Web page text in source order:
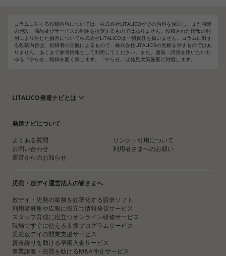
コラムに対する投稿内容については、株式会社LITALICOがその内容を保証し、また特定
の施設、商品及びサービスの利用を推奨するものではありません。投稿された情報の利
用により生じた損害について株式会社LITALICOは一切責任を負いません。コラムに対す
る投稿内容は、投稿者の主観によるもので、株式会社LITALICOの見解を示すものではあ
りません。あくまで参考情報として利用してください。また、虚偽・誇張を用いたいわ
ゆる「やらせ」投稿を固く禁じます。「やらせ」は発見次第厳重に対処します。
LITALICO発達ナビとは
発達ナビについて
よくある質問
お問い合わせ
運営からのお知らせ
リンク・引用について
利用者さまへのお願い
児発・放デイ運営法人の皆さまへ
放デイ・児発の業務を効率化する請求ソフト
利用者募集や広報に役立つ情報発信サービス
スタッフ育成に役立つオンライン研修サービス
現場ですぐに使える支援プログラムサービス
児発放デイの開業支援サービス
資金繰りを助ける早期入金サービス
事業譲渡・売買を助けるM&A仲介サービス